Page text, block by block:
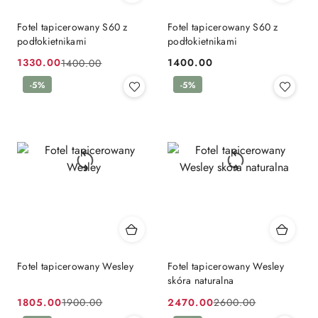
Fotel tapicerowany S60 z
podłokietnikami
Cena
promocyjna:
1330.00
Cena
przed
1400.00
Fotel tapicerowany S60 z
podłokietnikami
Cena:
1400.00
Fotel tapicerowany Wesley
Cena
1805.00
Cena
1900.00
-5%
Fotel tapicerowany Wesley
skóra naturalna
Cena
2470.00
Cena
2600.00
-5%